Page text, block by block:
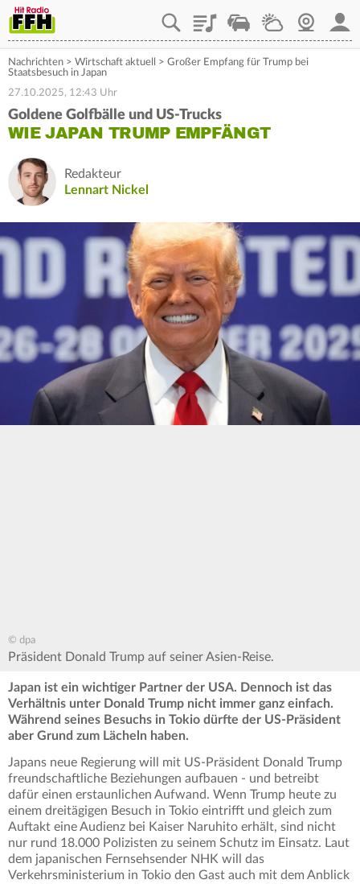
PlaylistStaupilotWetterWebcam
Nachrichten > Wirtschaft aktuell > Großer Empfang für Trump bei
Staatsbesuch in Japan
27.10.2025, 12:43 Uhr
Goldene Golfbälle und US-Trucks
WIE JAPAN TRUMP EMPFÄNGT
Redakteur
Lennart Nickel
© dpa
Präsident Donald Trump auf seiner Asien-Reise.
Japan ist ein wichtiger Partner der USA. Dennoch ist das
Verhältnis unter Donald Trump nicht immer ganz einfach.
Während seines Besuchs in Tokio dürfte der US-Präsident
aber Grund zum Lächeln haben.
Japans neue Regierung will mit US-Präsident Donald Trump
freundschaftliche Beziehungen aufbauen - und betreibt
dafür einen erstaunlichen Aufwand. Wenn Trump heute zu
einem dreitägigen Besuch in Tokio eintrifft und gleich zum
Auftakt eine Audienz bei Kaiser Naruhito erhält, sind nicht
nur rund 18.000 Polizisten zu seinem Schutz im Einsatz. Laut
dem japanischen Fernsehsender NHK will das
Verkehrsministerium in Tokio den Gast auch mit dem Anblick